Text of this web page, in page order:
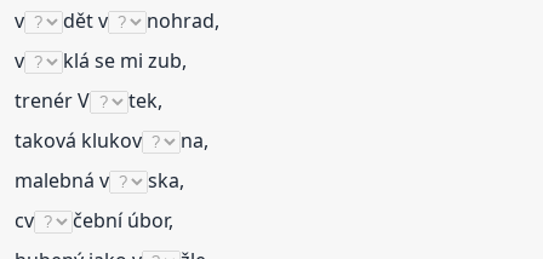
v
dět v
nohrad,
v
klá se mi zub,
trenér V
tek,
taková klukov
na,
malebná v
ska,
cv
čební úbor,